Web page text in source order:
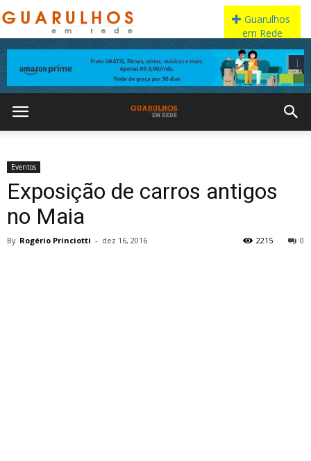
Eventos
Exposição de carros antigos
no Maia
By Rogério Princiotti - dez 16, 2016 0
2215